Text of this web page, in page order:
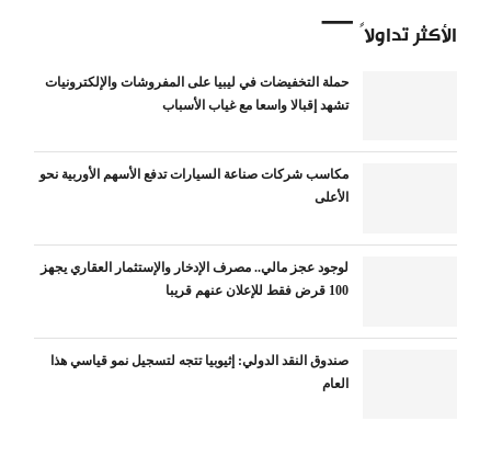
الأكثر تداولاً
حملة التخفيضات في ليبيا على المفروشات والإلكترونيات
تشهد إقبالا واسعا مع غياب الأسباب
مكاسب شركات صناعة السيارات تدفع الأسهم الأوربية نحو
الأعلى
لوجود عجز مالي.. مصرف الإدخار والإستثمار العقاري يجهز
100 قرض فقط للإعلان عنهم قريبا
صندوق النقد الدولي: إثيوبيا تتجه لتسجيل نمو قياسي هذا
العام